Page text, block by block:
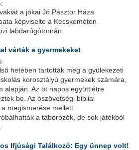
a jókai Jó Pásztor Háza
képviselte a Kecskeméten
labdarúgótornán.
várták a gyermekeket
hetében tartották meg a gyülekezeti
korosztályú gyermekek számára,
alapján. Az öt napos együttlétre
be. Az ószövetségi bibliai
megismerése mellett
a táborozók, de sok játékból
Ifjúsági Találkozó: Egy ünnep volt!